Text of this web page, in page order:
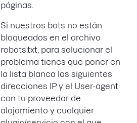
páginas.
Si nuestros bots no están
bloqueados en el archivo
robots.txt, para solucionar el
problema tienes que poner en
la lista blanca las siguientes
direcciones IP y el User-agent
con tu proveedor de
alojamiento y cualquier